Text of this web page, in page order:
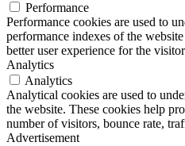
Performance
Performance cookies are used to
performance indexes of the
better user experience for the
Analytics
Analytics
Analytical cookies are used to
the website. These cookies help
number of visitors, bounce rate,
Advertisement